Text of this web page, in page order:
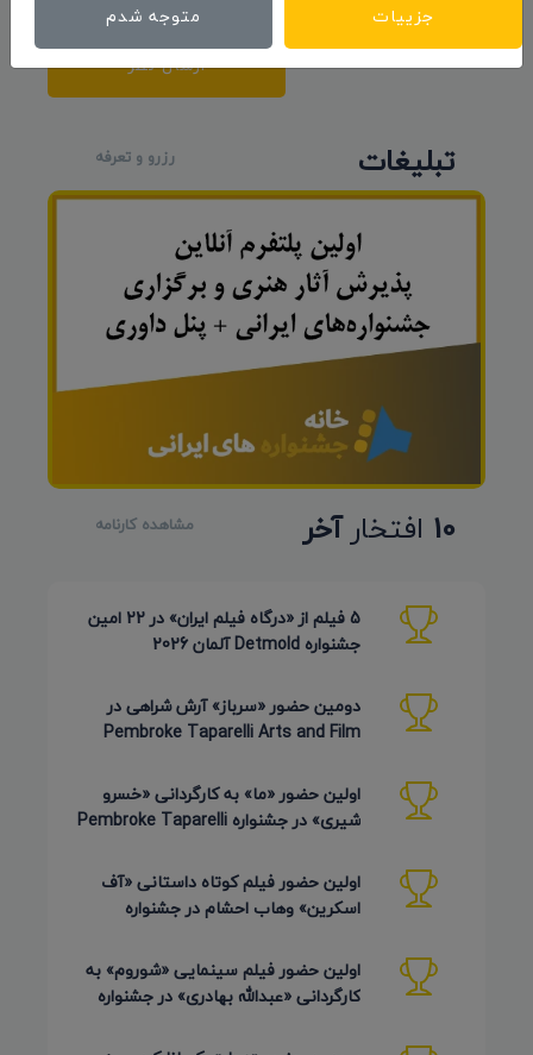
ارسال نظر
تبلیغات رزرو و تعرفه
10 افتخارآخر مشاهده کارنامه
5 فیلم از «درگاه فیلم ایران» در 22 امین
جشنواره Detmold آلمان 2026
دومین حضور «سرباز» آرش شراهی در
Pembroke Taparelli Arts and Film
اولین حضور «ما» به کارگردانی «خسرو
شیری» در جشنواره Pembroke Taparelli
اولین حضور فیلم کوتاه داستانی «آف
اسکرین» وهاب احشام در جشنواره
اولین حضور فیلم سینمایی «شوروم» به
کارگردانی «عبدالله بهادری» در جشنواره
جزییات متوجه شدم